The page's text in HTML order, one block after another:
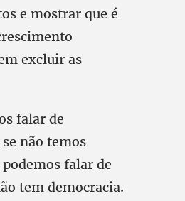
e mostrar que é
excluir as
falar de
não temos
falar de
tem democracia.